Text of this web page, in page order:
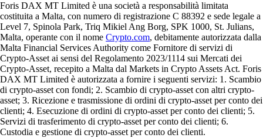
Foris DAX MT Limited è una società a responsabilità limitata
costituita a Malta, con numero di registrazione C 88392 e sede legale a
Level 7, Spinola Park, Triq Mikiel Ang Borg, SPK 1000, St. Julians,
Malta, operante con il nome Crypto.com, debitamente autorizzata dalla
Malta Financial Services Authority come Fornitore di servizi di
Crypto-Asset ai sensi del Regolamento 2023/1114 sui Mercati dei
Crypto-Asset, recepito a Malta dal Markets in Crypto Assets Act. Foris
DAX MT Limited è autorizzata a fornire i seguenti servizi: 1. Scambio
di crypto-asset con fondi; 2. Scambio di crypto-asset con altri crypto-
asset; 3. Ricezione e trasmissione di ordini di crypto-asset per conto dei
clienti; 4. Esecuzione di ordini di crypto-asset per conto dei clienti; 5.
Servizi di trasferimento di crypto-asset per conto dei clienti; 6.
Custodia e gestione di crypto-asset per conto dei clienti.